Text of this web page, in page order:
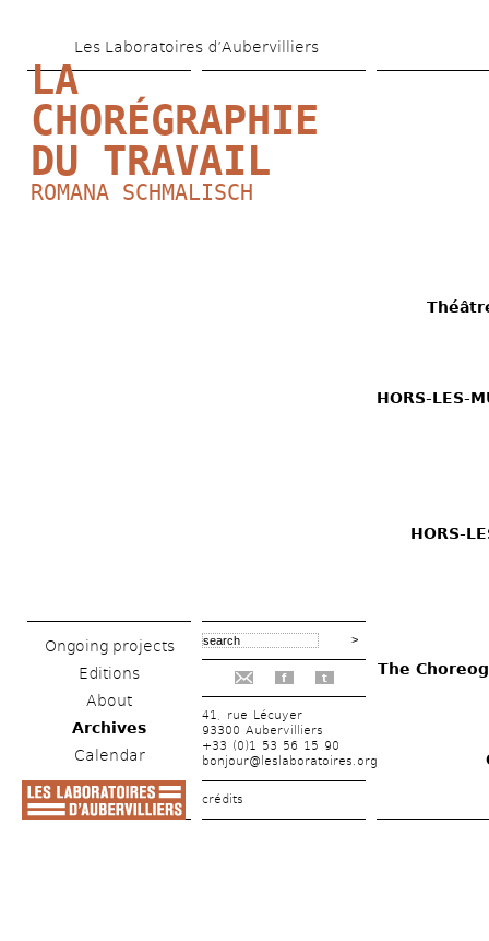
to
content
Les Laboratoires d’Aubervilliers
LA
CHORÉGRAPHIE
DU TRAVAIL
ROMANA SCHMALISCH
Ongoing projects
Editions
About
Archives
Calendar
f t
41, rue Lécuyer
93300 Aubervilliers
+33 (0)1 53 56 15 90
bonjour@leslaboratoires.org
crédits
HORS-LES-
HORS-
The